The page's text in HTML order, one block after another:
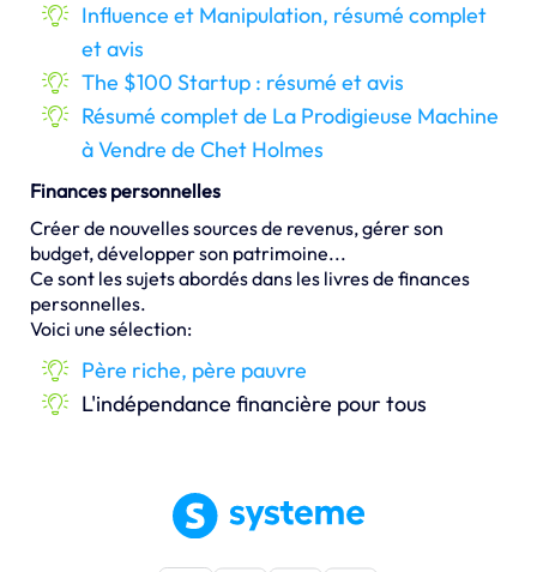
Influence et Manipulation, résumé complet
et avis
The $100 Startup : résumé et avis
Résumé complet de La Prodigieuse Machine
à Vendre de Chet Holmes
Finances personnelles
Créer de nouvelles sources de revenus, gérer son
budget, développer son patrimoine...
Ce sont les sujets abordés dans les livres de finances
personnelles.
Voici une sélection:
Père riche, père pauvre
L'indépendance financière pour tous